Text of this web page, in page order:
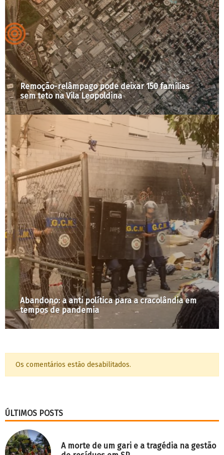
Remoção-relâmpago pode deixar 150 famílias
sem teto na Vila Leopoldina
Abandono: a anti política para a cracolândia em
tempos de pandemia
Os comentários estão desabilitados.
ÚLTIMOS POSTS
A morte de um gari e a tragédia na gestão